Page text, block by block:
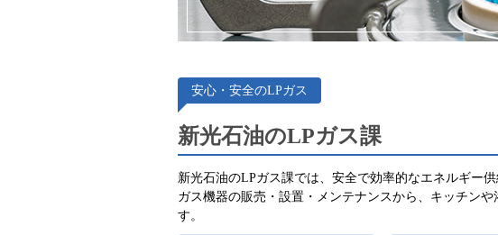
安心・安全のLPガス
新光石油のLPガス課
新光石油のLPガス課では、安全で効率的なエネルギー供
ガス機器の販売・設置・メンテナンスから、キッチン
す。